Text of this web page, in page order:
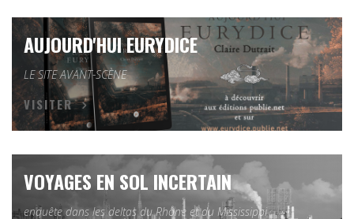
AUJOURD'HUI EURYDICE
LE SITE AVANT-SCÈNE
VISITER
VOYAGES EN SOL INCERTAIN
enquête dans les deltas du Rhône et du Mississippi